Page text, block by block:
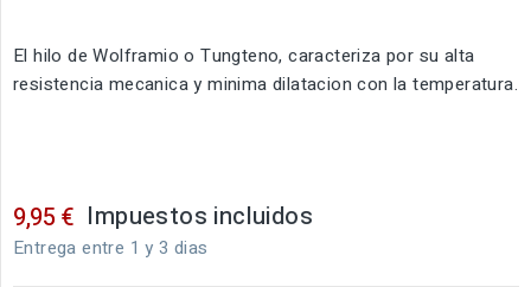
El hilo de Wolframio o Tungteno, caracteriza por su alta
resistencia mecanica y minima dilatacion con la temperatura.
9,95 € Impuestos incluidos
Entrega entre 1 y 3 dias